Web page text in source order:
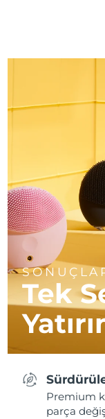
Tek
Premium
parça